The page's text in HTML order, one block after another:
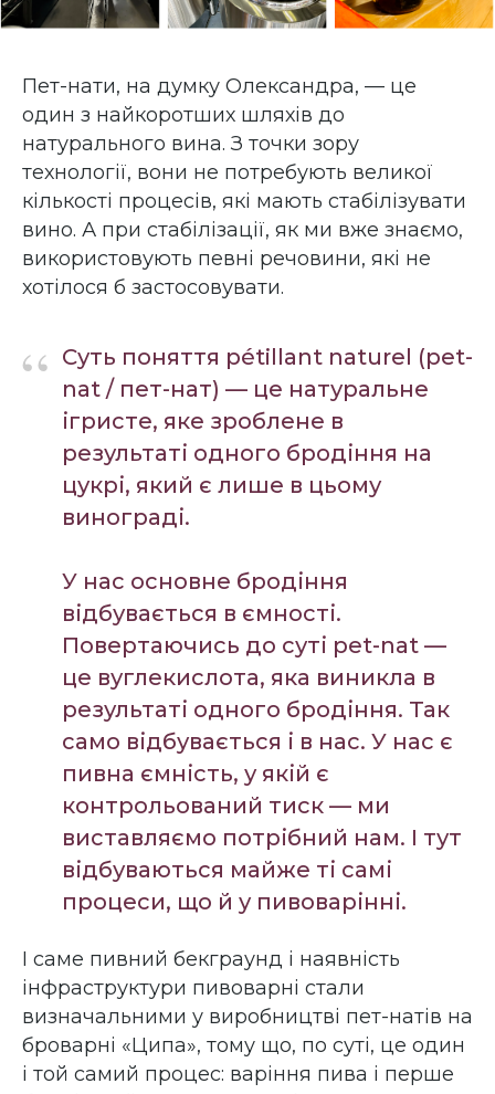
Пет-нати, на думку Олександра, — це
один з найкоротших шляхів до
натурального вина. З точки зору
технології, вони не потребують великої
кількості процесів, які мають стабілізувати
вино. А при стабілізації, як ми вже знаємо,
використовують певні речовини, які не
хотілося б застосовувати.
“ Суть поняття pétillant naturel (pet-
nat / пет-нат) — це натуральне
ігристе, яке зроблене в
результаті одного бродіння на
цукрі, який є лише в цьому
винограді.
У нас основне бродіння
відбувається в ємності.
Повертаючись до суті pet-nat —
це вуглекислота, яка виникла в
результаті одного бродіння. Так
само відбувається і в нас. У нас є
пивна ємність, у якій є
контрольований тиск — ми
виставляємо потрібний нам. І тут
відбуваються майже ті самі
процеси, що й у пивоварінні.
І саме пивний бекграунд і наявність
інфраструктури пивоварні стали
визначальними у виробництві пет-натів на
броварні «Ципа», тому що, по суті, це один
і той самий процес: варіння пива і перше